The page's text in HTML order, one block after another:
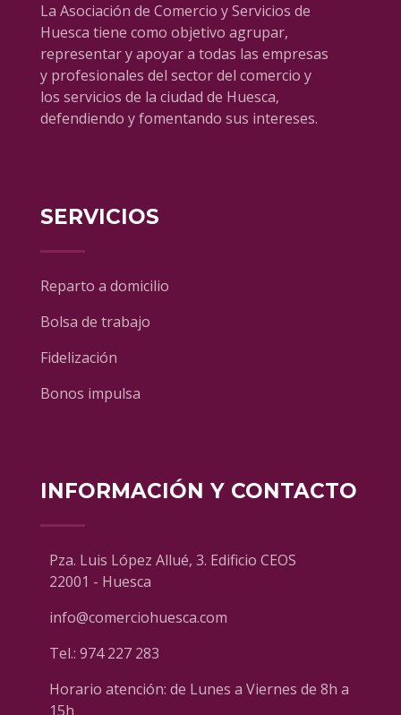
La Asociación de Comercio y Servicios de
Huesca tiene como objetivo agrupar,
representar y apoyar a todas las empresas
y profesionales del sector del comercio y
los servicios de la ciudad de Huesca,
defendiendo y fomentando sus intereses.
SERVICIOS
Reparto a domicilio
Bolsa de trabajo
Fidelización
Bonos impulsa
INFORMACIÓN Y CONTACTO
Pza. Luis López Allué, 3. Edificio CEOS
22001 - Huesca
info@comerciohuesca.com
Tel.: 974 227 283
Horario atención: de Lunes a Viernes de 8h a
15h